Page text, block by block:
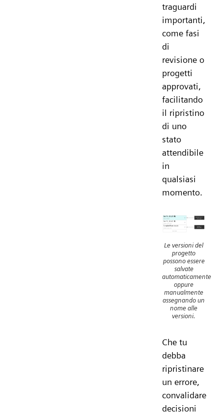
traguardi
importanti,
come fasi
di
revisione o
progetti
approvati,
facilitando
il ripristino
di uno
stato
attendibile
in
qualsiasi
momento.
Le versioni del
progetto
possono essere
salvate
automaticamente
oppure
manualmente
assegnando un
nome alle
versioni.
Che tu
debba
ripristinare
un errore,
convalidare
decisioni